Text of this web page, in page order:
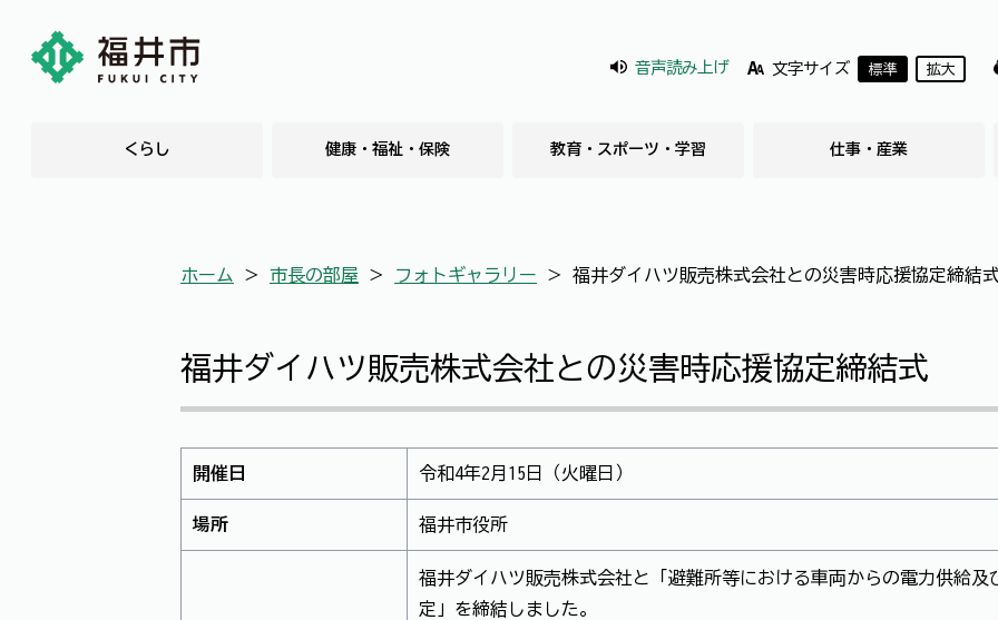
音声読み上げ 文字サイズ 標準 拡大
くらし 健康・福祉・保険 教育・スポーツ・学習 仕事・産業
ホーム ＞ 市長の部屋 ＞ フォトギャラリー ＞ 福井ダイハツ販売株式会社との災害時応援協定締結
福井ダイハツ販売株式会社との災害時応援協定締結式
開催日 令和4年2月15日（火曜日）
場所 福井市役所
福井ダイハツ販売株式会社と「避難所等における車両からの電力供給及
定」を締結しました。